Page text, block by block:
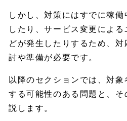
しかし、対策にはすでに稼
したり、サービス変更によ
どが発生したりするため、
討や準備が必要です。
以降のセクションでは、対
する可能性のある問題と、そ
説します。